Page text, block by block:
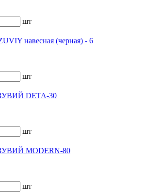
шт
навесная (черная) - 6
шт
DETA-30
шт
MODERN-80
шт